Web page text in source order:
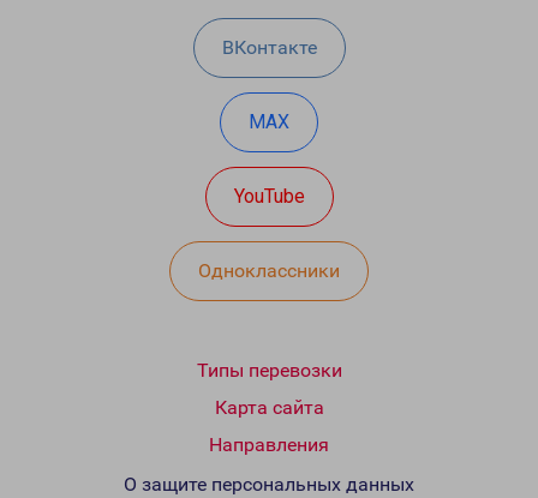
ВКонтакте
MAX
YouTube
Одноклассники
Типы перевозки
Карта сайта
Направления
О защите персональных данных